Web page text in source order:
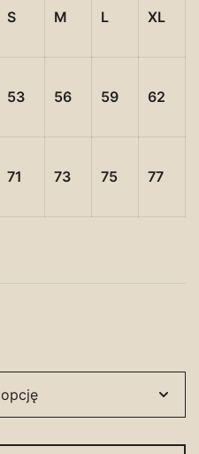
S M L XL
53 56 59 62
71 73 75 77